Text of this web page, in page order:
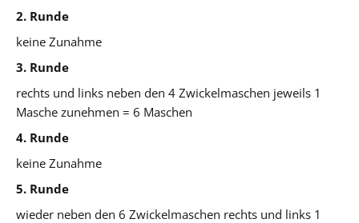
2. Runde
keine Zunahme
3. Runde
rechts und links neben den 4 Zwickelmaschen jeweils 1
Masche zunehmen = 6 Maschen
4. Runde
keine Zunahme
5. Runde
wieder neben den 6 Zwickelmaschen rechts und links 1